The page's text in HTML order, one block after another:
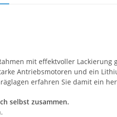
mit effektvoller
Antriebsmotoren und ein
erfahren Sie damit ein
selbst zusammen.